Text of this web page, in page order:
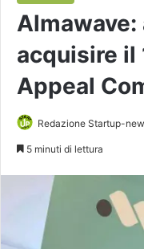
acquisire il
Appeal
Redazione Startup-
5 minuti di lettura